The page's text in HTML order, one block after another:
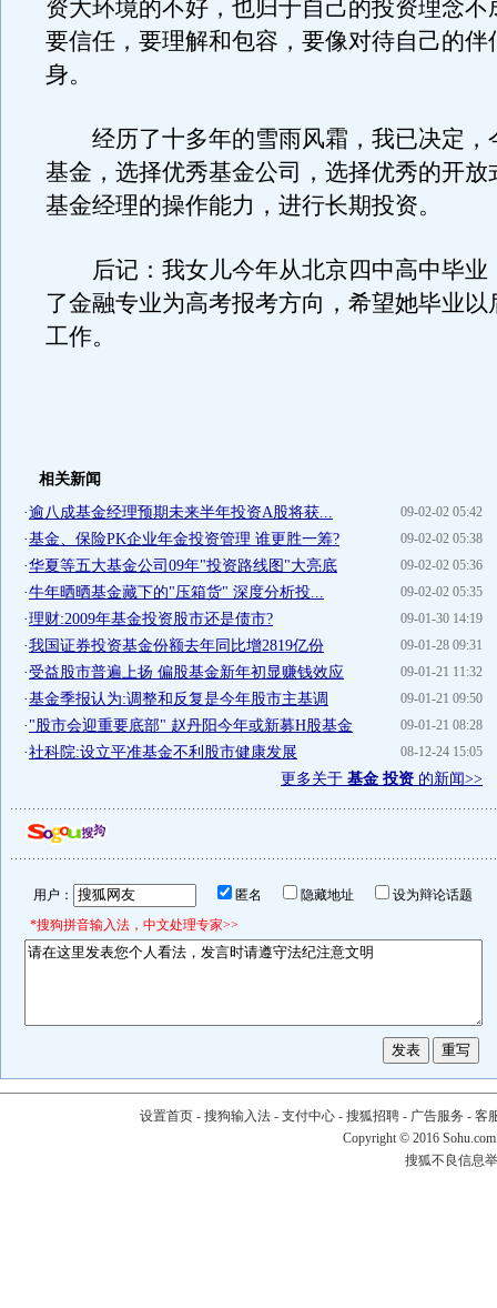
资大环境的不好，也归于自己的投资理念不
要信任，要理解和包容，要像对待自己的伴
身。
经历了十多年的雪雨风霜，我已决定，
基金，选择优秀基金公司，选择优秀的开放
基金经理的操作能力，进行长期投资。
后记：我女儿今年从北京四中高中毕业
了金融专业为高考报考方向，希望她毕业以
工作。
相关新闻
09-02-02 05:42
·逾八成基金经理预期未来半年投资A股将获...
09-02-02 05:38
·基金、保险PK企业年金投资管理 谁更胜一筹?
09-02-02 05:36
·华夏等五大基金公司09年"投资路线图"大亮底
09-02-02 05:35
·牛年晒晒基金藏下的"压箱货" 深度分析投...
09-01-30 14:19
·理财:2009年基金投资股市还是债市?
09-01-28 09:31
·我国证券投资基金份额去年同比增2819亿份
09-01-21 11:32
·受益股市普遍上扬 偏股基金新年初显赚钱效应
09-01-21 09:50
·基金季报认为:调整和反复是今年股市主基调
09-01-21 08:28
·"股市会迎重要底部" 赵丹阳今年或新募H股基金
08-12-24 15:05
·社科院:设立平准基金不利股市健康发展
更多关于 基金 投资 的新闻>>
用户： 匿名 隐藏地址
设为辩论话题
*搜狗拼音输入法，中文处理专家>>
设置首页- 搜狗输入法- 支付中心- 搜狐招聘- 广告服务 - 客
Copyright © 2016
搜狐不良信息